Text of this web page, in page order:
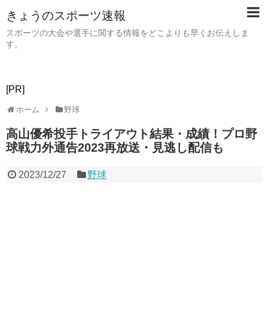
きょうのスポーツ速報
スポーツの大会や選手に関する情報をどこよりも早くお伝えしま
す。
[PR]
ホーム 野球
高山優希投手トライアウト結果・成績！プロ野
球戦力外通告2023再放送・見逃し配信も
2023/12/27 野球